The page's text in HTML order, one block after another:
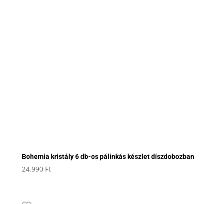
Bohemia kristály 6 db-os pálinkás készlet díszdobozban
24.990 Ft